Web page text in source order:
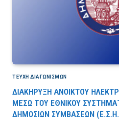
ΤΕΎΧΗ ΔΙΑΓΩΝΙΣΜΏΝ
ΔΙΑΚΗΡΥΞΗ ΑΝΟΙΚΤΟΥ
ΜΕΣΩ ΤΟΥ ΕΘΝΙΚΟΥ
ΔΗΜΟΣΙΩΝ ΣΥΜΒΑΣΕΩΝ